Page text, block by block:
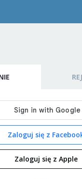
Zaloguj się z
Zaloguj się z Apple